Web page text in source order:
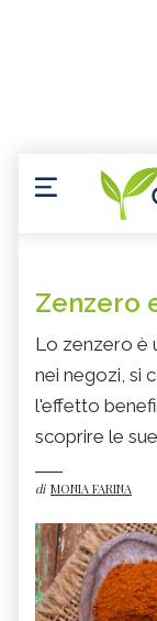
Zenzero
Lo zenzero è
nei negozi, si
l'effetto
scoprire le
di MONIA FARINA